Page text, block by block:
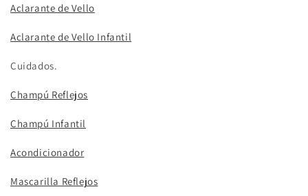
Aclarante de Vello
Aclarante de Vello Infantil
Cuidados.
Champú Reflejos
Champú Infantil
Acondicionador
Mascarilla Reflejos